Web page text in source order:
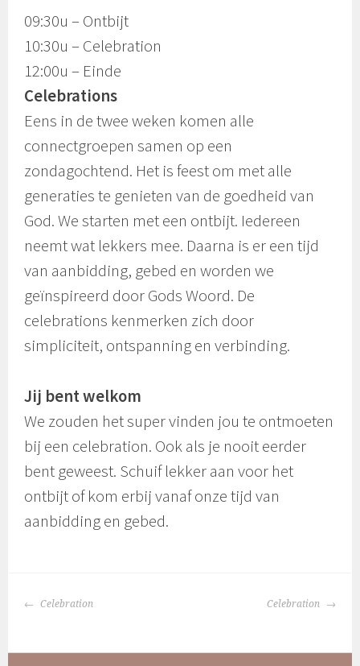
09:30u – Ontbijt
10:30u – Celebration
12:00u – Einde
Celebrations
Eens in de twee weken komen alle
connectgroepen samen op een
zondagochtend. Het is feest om met alle
generaties te genieten van de goedheid van
God. We starten met een ontbijt. Iedereen
neemt wat lekkers mee. Daarna is er een tijd
van aanbidding, gebed en worden we
geïnspireerd door Gods Woord. De
celebrations kenmerken zich door
simpliciteit, ontspanning en verbinding.
Jij bent welkom
We zouden het super vinden jou te ontmoeten
bij een celebration. Ook als je nooit eerder
bent geweest. Schuif lekker aan voor het
ontbijt of kom erbij vanaf onze tijd van
aanbidding en gebed.
BERICHTNAVIGATIE
Celebration Celebration